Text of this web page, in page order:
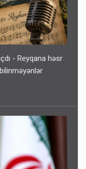
- Reyqana həsr